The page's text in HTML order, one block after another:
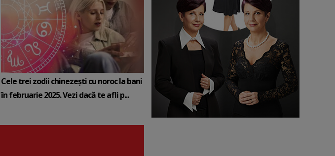
Cele trei zodii chinezești cu noroc la bani
în februarie 2025. Vezi dacă te afli p...